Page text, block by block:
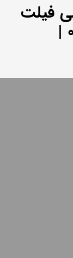
فیلت
|